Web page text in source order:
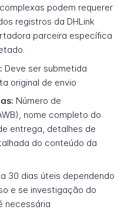
podem requerer
registros da DHLink
parceira específica
Deve ser submetida
original de envio
Número de
nome completo do
entrega, detalhes de
do conteúdo da
a 30 dias úteis dependendo
e se investigação do
necessária